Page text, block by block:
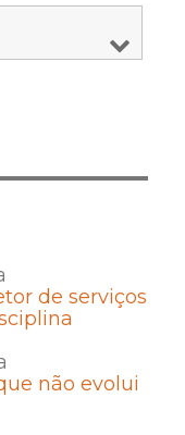
de serviços
não evolui